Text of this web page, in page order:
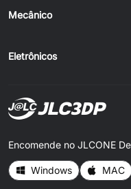
Mecânico
Eletrônicos
Encomende no JLCONE
Windows MAC